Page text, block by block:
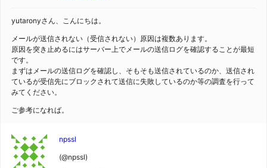
yutaronyさん、こんにちは。
メールが送信されない（受信されない）原因は複数あります。
原因を突き止めるにはサーバー上でメールの送信ログを確認することが最短
です。
まずはメールの送信ログを確認し、そもそも送信されているのか、送信され
ているが受信先にブロックされて送信に失敗しているのか等の調査を行って
みてください。
ご参考になれば。
npssl
(@npssl)